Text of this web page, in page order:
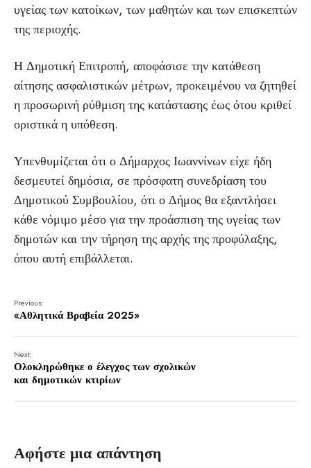
υγείας των κατοίκων, των μαθητών και των επισκεπτών
της περιοχής.
Η Δημοτική Επιτροπή, αποφάσισε την κατάθεση
αίτησης ασφαλιστικών μέτρων, προκειμένου να ζητηθεί
η προσωρινή ρύθμιση της κατάστασης έως ότου κριθεί
οριστικά η υπόθεση.
Υπενθυμίζεται ότι ο Δήμαρχος Ιωαννίνων είχε ήδη
δεσμευτεί δημόσια, σε πρόσφατη συνεδρίαση του
Δημοτικού Συμβουλίου, ότι ο Δήμος θα εξαντλήσει
κάθε νόμιμο μέσο για την προάσπιση της υγείας των
δημοτών και την τήρηση της αρχής της προφύλαξης,
όπου αυτή επιβάλλεται.
Previous:
«Αθλητικά Βραβεία 2025»
Next:
Ολοκληρώθηκε ο έλεγχος των σχολικών
και δημοτικών κτιρίων
Αφήστε μια απάντηση